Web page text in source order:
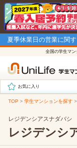
夏季休業日の営業に関
全国の学生マ
お気に入り
TOP > 学生マンションを探す >
レジデンシアスナダバシ
レジデンシ